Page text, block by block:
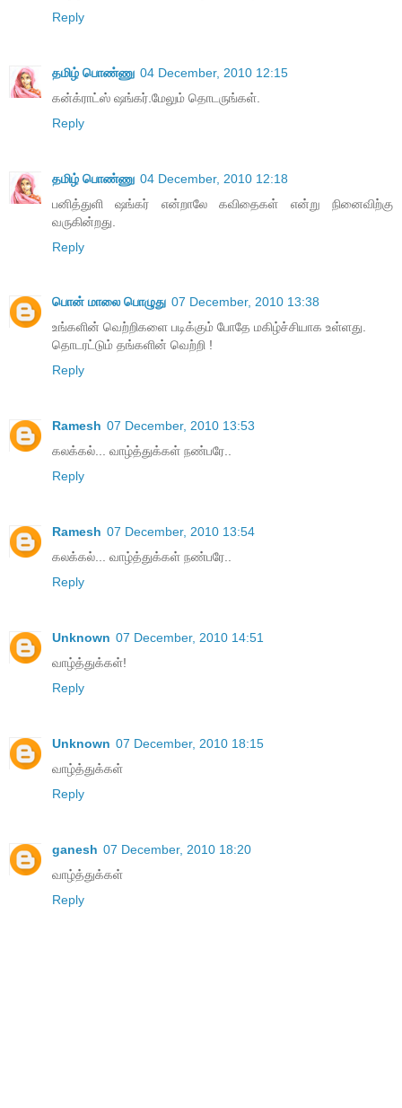
Reply
தமிழ் பொண்ணு 04 December, 2010 12:15
கன்க்ராட்ஸ் ஷங்கர்.மேலும் தொடருங்கள்.
Reply
தமிழ் பொண்ணு 04 December, 2010 12:18
பனித்துளி ஷங்கர் என்றாலே கவிதைகள் என்று நினைவிற்கு
வருகின்றது.
Reply
பொன் மாலை பொழுது 07 December, 2010 13:38
உங்களின் வெற்றிகளை படிக்கும் போதே மகிழ்ச்சியாக உள்ளது.
தொடரட்டும் தங்களின் வெற்றி !
Reply
Ramesh 07 December, 2010 13:53
கலக்கல்... வாழ்த்துக்கள் நண்பரே..
Reply
Ramesh 07 December, 2010 13:54
கலக்கல்... வாழ்த்துக்கள் நண்பரே..
Reply
Unknown 07 December, 2010 14:51
வாழ்த்துக்கள்!
Reply
Unknown 07 December, 2010 18:15
வாழ்த்துக்கள்
Reply
ganesh 07 December, 2010 18:20
வாழ்த்துக்கள்
Reply